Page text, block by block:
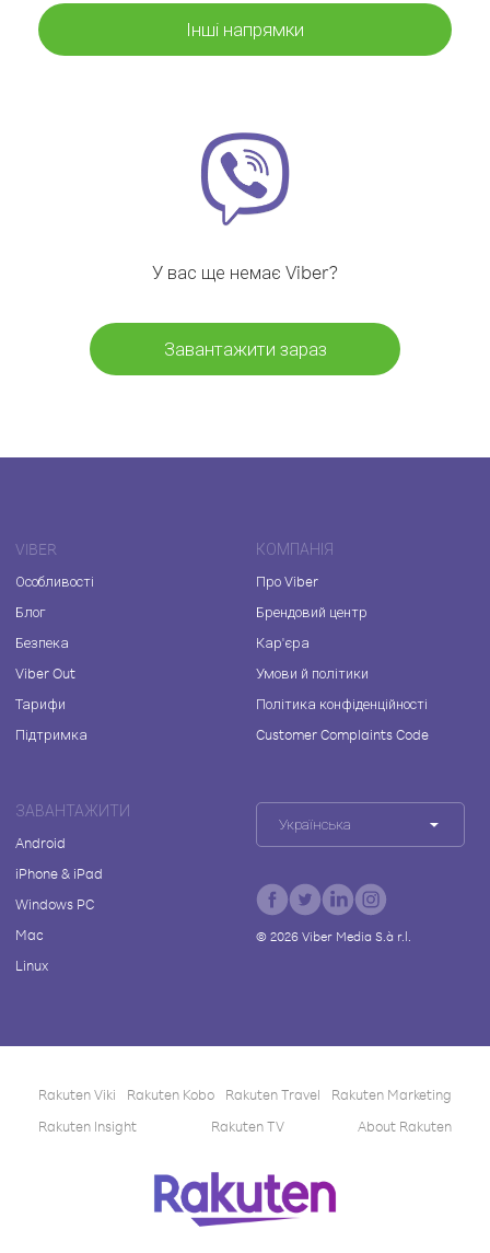
Інші напрямки
У вас ще немає Viber?
Завантажити зараз
VIBER
Особливості
Блог
Безпека
Viber Out
Тарифи
Підтримка
КОМПАНІЯ
Про Viber
Брендовий центр
Кар'єра
Умови й політики
Політика конфіденційності
Customer Complaints Code
ЗАВАНТАЖИТИ
Android
iPhone & iPad
Windows PC
Mac
Linux
Українська
© 2026Viber Media S.à r.l.
Rakuten Viki Rakuten Kobo Rakuten Travel
Rakuten Marketing
Rakuten Insight
Rakuten TV About Rakuten